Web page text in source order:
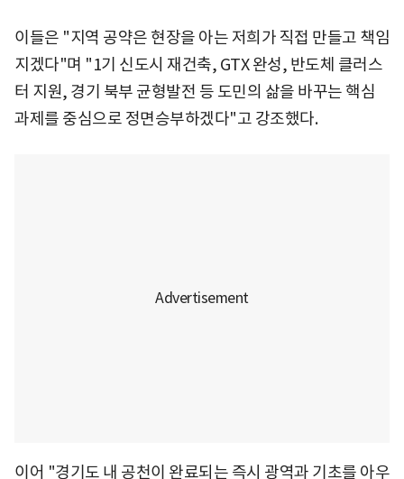
이들은 "지역 공약은 현장을 아는 저희가 직접 만들고 책임
지겠다"며 "1기 신도시 재건축, GTX 완성, 반도체 클러스
터 지원, 경기 북부 균형발전 등 도민의 삶을 바꾸는 핵심
과제를 중심으로 정면승부하겠다"고 강조했다.
이어 "경기도 내 공천이 완료되는 즉시 광역과 기초를 아우